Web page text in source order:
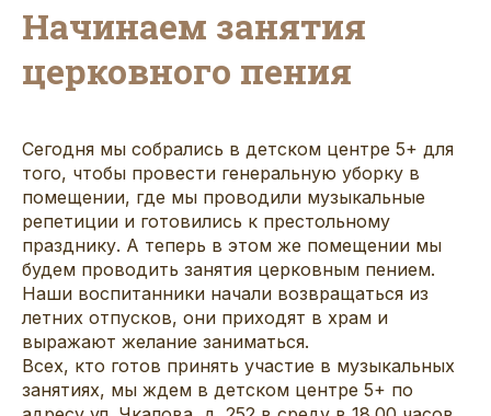
Начинаем занятия
церковного пения
Сегодня мы собрались в детском центре 5+ для
того, чтобы провести генеральную уборку в
помещении, где мы проводили музыкальные
репетиции и готовились к престольному
празднику. А теперь в этом же помещении мы
будем проводить занятия церковным пением.
Наши воспитанники начали возвращаться из
летних отпусков, они приходят в храм и
выражают желание заниматься.
Всех, кто готов принять участие в музыкальных
занятиях, мы ждем в детском центре 5+ по